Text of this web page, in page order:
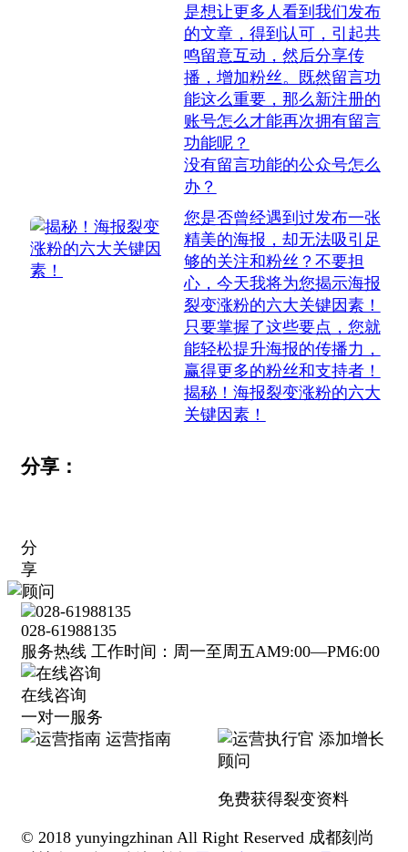
是想让更多人看到我们发布
的文章，得到认可，引起共
鸣留意互动，然后分享传
播，增加粉丝。既然留言功
能这么重要，那么新注册的
账号怎么才能再次拥有留言
功能呢？
没有留言功能的公众号怎么
办？
您是否曾经遇到过发布一张
精美的海报，却无法吸引足
够的关注和粉丝？不要担
心，今天我将为您揭示海报
裂变涨粉的六大关键因素！
只要掌握了这些要点，您就
能轻松提升海报的传播力，
赢得更多的粉丝和支持者！
揭秘！海报裂变涨粉的六大
关键因素！
分享：
分
享
028-61988135
服务热线 工作时间：周一至周五AM9:00—PM6:00
在线咨询
一对一服务
运营指南
添加增长
顾问
免费获得裂变资料
© 2018 yunyingzhinan All Right Reserved 成都刻尚